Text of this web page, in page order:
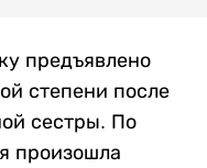
предъявлено
степени после
сестры. По
произошла